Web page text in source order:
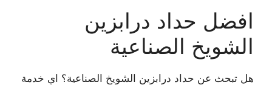
افضل حداد درابزين
الشويخ الصناعية
هل تبحث عن حداد درابزين الشويخ الصناعية؟ اي خدمة